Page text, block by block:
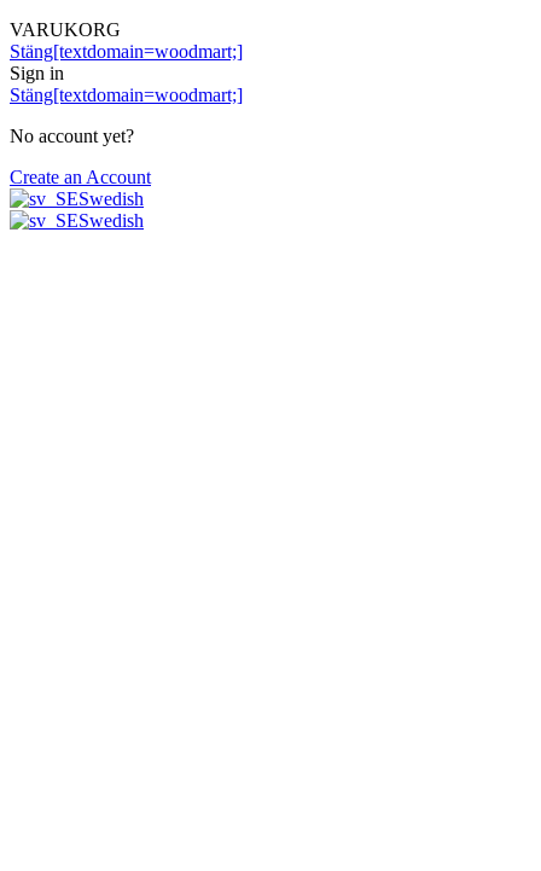
VARUKORG
Stäng[textdomain=woodmart;]
Sign in
Stäng[textdomain=woodmart;]
No account yet?
Create an Account
Swedish
Swedish